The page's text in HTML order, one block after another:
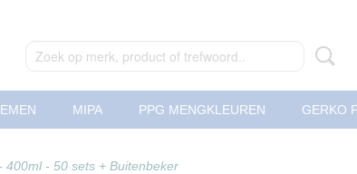
MIPA PPG MENGKLEUREN GERKO
400ml - 50 sets + Buitenbeker